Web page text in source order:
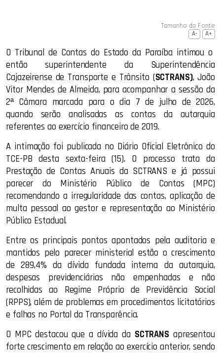
Tamanho da Fonte
A- A+
O Tribunal de Contas do Estado da Paraíba intimou o
então superintendente da Superintendência
Cajazeirense de Transporte e Trânsito (SCTRANS), João
Vitor Mendes de Almeida, para acompanhar a sessão da
2ª Câmara marcada para o dia 7 de julho de 2026,
quando serão analisadas as contas da autarquia
referentes ao exercício financeiro de 2019.
A intimação foi publicada no Diário Oficial Eletrônico do
TCE-PB desta sexta-feira (15). O processo trata da
Prestação de Contas Anuais da SCTRANS e já possui
parecer do Ministério Público de Contas (MPC)
recomendando a irregularidade das contas, aplicação de
multa pessoal ao gestor e representação ao Ministério
Público Estadual.
Entre os principais pontos apontados pela auditoria e
mantidos pelo parecer ministerial estão o crescimento
de 289,4% da dívida fundada interna da autarquia,
despesas previdenciárias não empenhadas e não
recolhidas ao Regime Próprio de Previdência Social
(RPPS), além de problemas em procedimentos licitatórios
e falhas no Portal da Transparência.
O MPC destacou que a dívida da SCTRANS apresentou
forte crescimento em relação ao exercício anterior, sendo